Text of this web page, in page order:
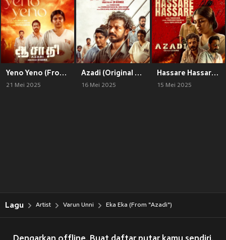
Yeno Yeno (From "Azadi")
21 Mei 2025
Azadi (Original Motion Picture Soundtrack)
16 Mei 2025
Hassare Hassare (From "Azadi")
15 Mei 2025
Lagu Artist Varun Unni Eka Eka (From "Azadi")